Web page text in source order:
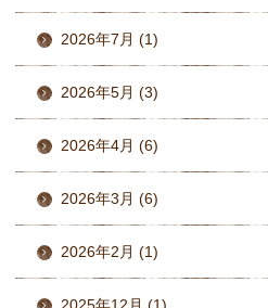
2026年7月 (1)
2026年5月 (3)
2026年4月 (6)
2026年3月 (6)
2026年2月 (1)